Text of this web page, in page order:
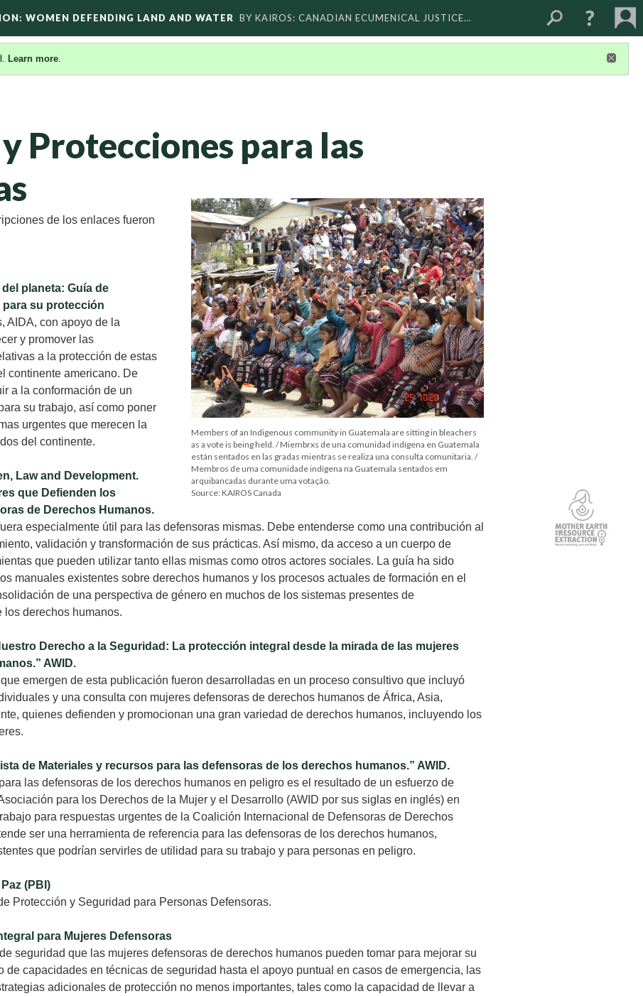
WOMEN DEFENDING LAND AND WATER BY KAIROS: CANADIAN ECUMENICAL JUSTICE…
Learn more.
Protecciones para las
Members of an Indigenous community in Guatemala are sitting in bleachers
as a vote is being held. / Miembrxs de una comunidad indígena en Guatemala
están sentados en las gradas mientras se realiza una consulta comunitaria. /
Membros de uma comunidade indígena na Guatemala sentados em
arquibancadas durante uma votação.
Source: KAIROS Canada
de los enlaces fueron
planeta: Guía de
su protección
AIDA, con apoyo de la
y promover las
a la protección de estas
continente americano. De
a la conformación de un
su trabajo, así como poner
urgentes que merecen la
del continente.
Law and Development.
que Defienden los
de Derechos Humanos.
especialmente útil para las defensoras mismas. Debe entenderse como una contribución al
validación y transformación de sus prácticas. Así mismo, da acceso a un cuerpo de
que pueden utilizar tanto ellas mismas como otros actores sociales. La guía ha sido
manuales existentes sobre derechos humanos y los procesos actuales de formación en el
de una perspectiva de género en muchos de los sistemas presentes de
los derechos humanos.
Derecho a la Seguridad: La protección integral desde la mirada de las mujeres
AWID.
emergen de esta publicación fueron desarrolladas en un proceso consultivo que incluyó
y una consulta con mujeres defensoras de derechos humanos de África, Asia,
quienes defienden y promocionan una gran variedad de derechos humanos, incluyendo los
de Materiales y recursos para las defensoras de los derechos humanos.” AWID.
las defensoras de los derechos humanos en peligro es el resultado de un esfuerzo de
para los Derechos de la Mujer y el Desarrollo (AWID por sus siglas en inglés) en
para respuestas urgentes de la Coalición Internacional de Defensoras de Derechos
ser una herramienta de referencia para las defensoras de los derechos humanos,
que podrían servirles de utilidad para su trabajo y para personas en peligro.
(PBI)
Protección y Seguridad para Personas Defensoras.
para Mujeres Defensoras
seguridad que las mujeres defensoras de derechos humanos pueden tomar para mejorar su
de capacidades en técnicas de seguridad hasta el apoyo puntual en casos de emergencia, las
adicionales de protección no menos importantes, tales como la capacidad de llevar a